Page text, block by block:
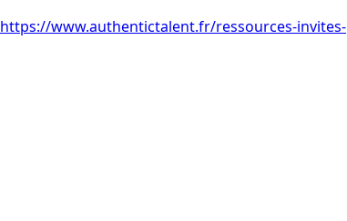
⁠⁠https://www.authentictalent.fr/ressources-invites-